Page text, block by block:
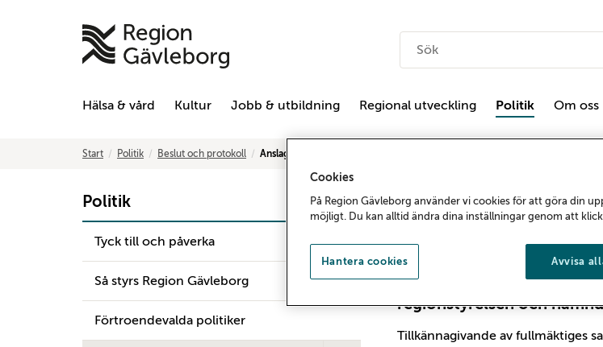
Hälsa & vård Kultur Jobb & utbildning Regional utveckling Politik Om oss
Start Politik Beslut och protokoll Anslagstavla
Politik
Tyck till och påverka
Så styrs Region Gävleborg
Förtroendevalda politiker
Detta är Region
tillkännagivanden,
regionstyrelsen och
Tillkännagivande av fullmäktiges
Cookies
På Region Gävleborg använder vi cookies för att göra din
möjligt. Du kan alltid ändra dina inställningar genom att
Avvisa
Hantera cookies